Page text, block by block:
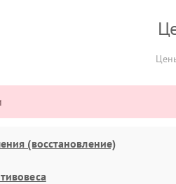
(восстановление)